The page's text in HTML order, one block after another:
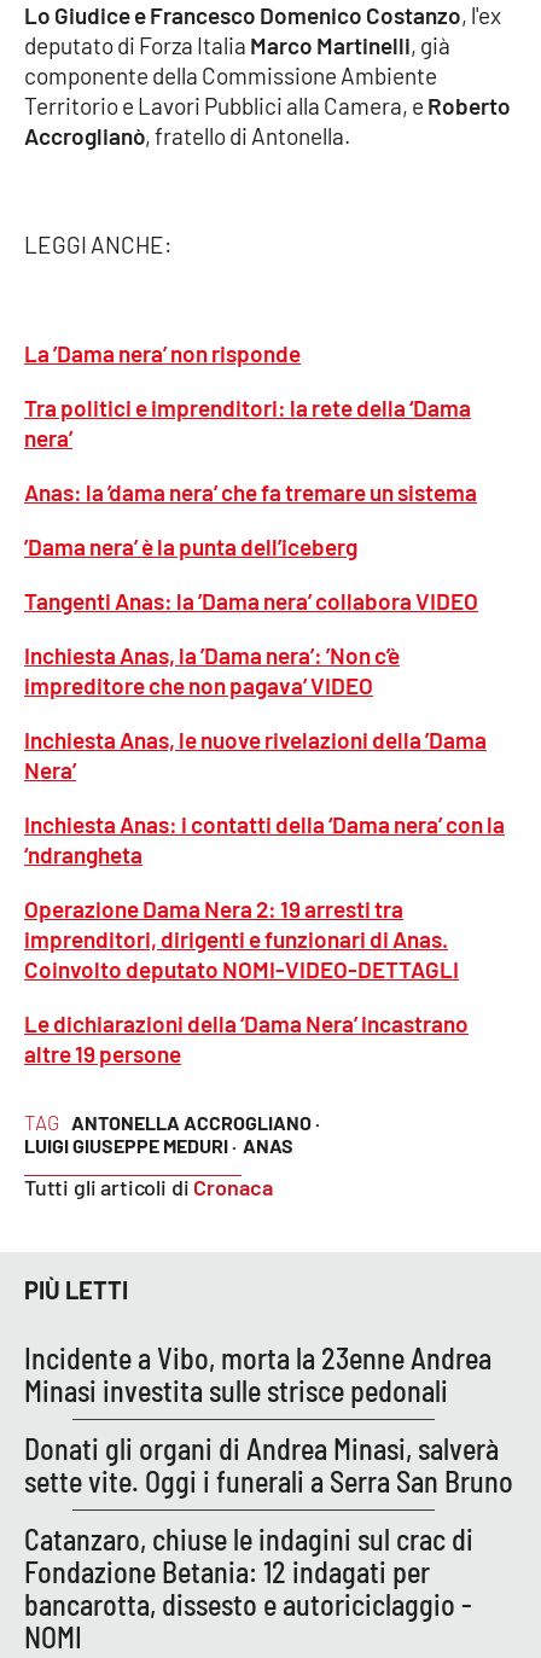
EDIZIONI
LOCALI
Catanzaro
Lamezia Terme
PROGETTI
SPECIALI
Buona Sanità Calabria
LA
CALABRIAVISIONE
Destinazioni
Eventi
Storie
LAC
NETWORK
Lactv.it
Lacitymag.it
Ilreggino.it
Cosenzachannel.it
Ilvibonese.it
Catanzarochannel.it
TAG
ANTONELLA ACCROGLIANO ·
LUIGI GIUSEPPE MEDURI · ANAS
Tutti gli articoli di Cronaca
Lo Giudice e Francesco Domenico Costanzo, l'ex
deputato di Forza Italia Marco Martinelli, già
componente della Commissione Ambiente
Territorio e Lavori Pubblici alla Camera, e Roberto
Accroglianò, fratello di Antonella.
LEGGI ANCHE:
La ’Dama nera’ non risponde
Tra politici e imprenditori: la rete della ‘Dama
nera’
Anas: la ’dama nera’ che fa tremare un sistema
’Dama nera’ è la punta dell’iceberg
Tangenti Anas: la ’Dama nera’ collabora VIDEO
Inchiesta Anas, la ’Dama nera’: ’Non c’è
impreditore che non pagava’ VIDEO
Inchiesta Anas, le nuove rivelazioni della ’Dama
Nera’
Inchiesta Anas: i contatti della ‘Dama nera’ con la
‘ndrangheta
Operazione Dama Nera 2: 19 arresti tra
imprenditori, dirigenti e funzionari di Anas.
Coinvolto deputato NOMI-VIDEO-DETTAGLI
Le dichiarazioni della ‘Dama Nera’ incastrano
altre 19 persone
PIÙ LETTI
Incidente a Vibo, morta la 23enne Andrea
Minasi investita sulle strisce pedonali
Donati gli organi di Andrea Minasi, salverà
sette vite. Oggi i funerali a Serra San Bruno
Catanzaro, chiuse le indagini sul crac di
Fondazione Betania: 12 indagati per
bancarotta, dissesto e autoriciclaggio -
NOMI